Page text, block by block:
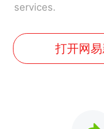
services.
打开网